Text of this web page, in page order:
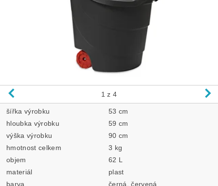
1 z 4
šířka výrobku
53 cm
hloubka výrobku
59 cm
výška výrobku
90 cm
hmotnost celkem
3 kg
objem
62 L
materiál
plast
barva
černá, červená